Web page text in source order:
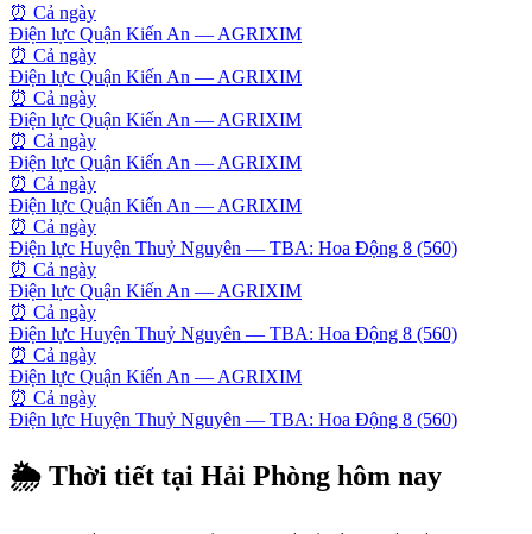
⏰ Cả ngày
Điện lực Quận Kiến An — AGRIXIM
⏰ Cả ngày
Điện lực Quận Kiến An — AGRIXIM
⏰ Cả ngày
Điện lực Quận Kiến An — AGRIXIM
⏰ Cả ngày
Điện lực Quận Kiến An — AGRIXIM
⏰ Cả ngày
Điện lực Quận Kiến An — AGRIXIM
⏰ Cả ngày
Điện lực Huyện Thuỷ Nguyên — TBA: Hoa Động 8 (560)
⏰ Cả ngày
Điện lực Quận Kiến An — AGRIXIM
⏰ Cả ngày
Điện lực Huyện Thuỷ Nguyên — TBA: Hoa Động 8 (560)
⏰ Cả ngày
Điện lực Quận Kiến An — AGRIXIM
⏰ Cả ngày
Điện lực Huyện Thuỷ Nguyên — TBA: Hoa Động 8 (560)
🌦 Thời tiết tại Hải Phòng hôm nay